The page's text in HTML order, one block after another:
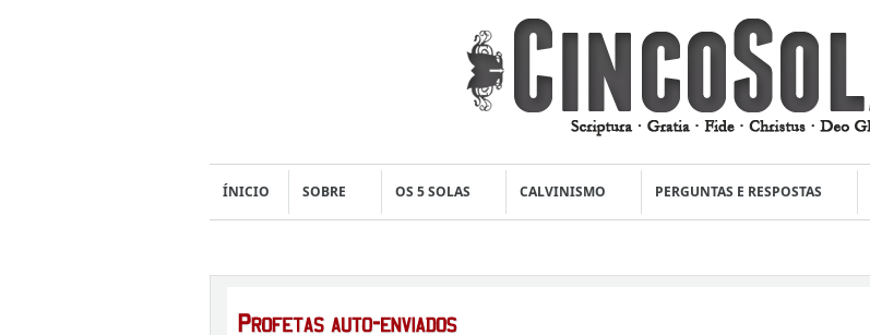
ÍNICIO SOBRE OS 5 SOLAS CALVINISMO PERGUNTAS E RESPOSTAS